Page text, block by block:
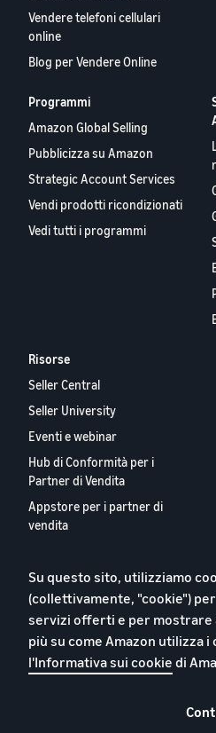
Vendere telefoni cellulari
online
Blog per Vendere Online
Programmi
Amazon Global Selling
Pubblicizza su Amazon
Strategic Account Services
Vendi prodotti ricondizionati
Vedi tutti i programmi
Risorse
Seller Central
Seller University
Eventi e webinar
Hub di Conformità per i
Partner di Vendita
Appstore per i partner di
vendita
Partner Vendita Europei
Contattaci
Informativa sulla
Termini e
Su questo sito, utilizziamo
(collettivamente, "cookie")
servizi offerti e per mostrare
più su come Amazon utilizza i
l'Informativa sui cookie di